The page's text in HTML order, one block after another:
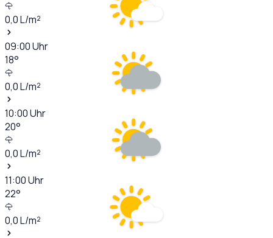
0,0L/m²
09:00Uhr
18°
0,0L/m²
10:00Uhr
20°
0,0L/m²
11:00Uhr
22°
0,0L/m²